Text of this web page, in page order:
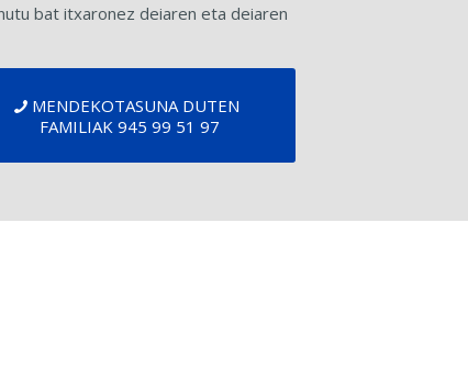
bat itxaronez deiaren eta deiaren
MENDEKOTASUNA DUTEN
FAMILIAK 945 99 51 97